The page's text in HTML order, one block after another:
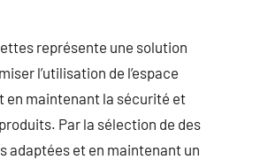
représente une solution
l’utilisation de l’espace
en maintenant la sécurité et
Par la sélection de des
adaptées et en maintenant un